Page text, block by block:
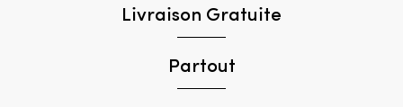
Livraison Gratuite
Partout